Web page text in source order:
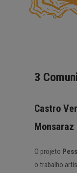
3
Castro
Monsaraz
O projeto
o trabalho